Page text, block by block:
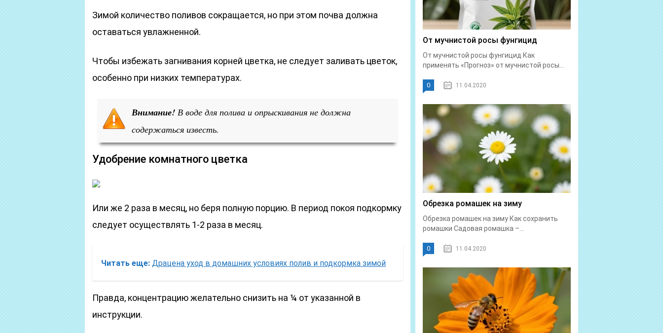
Зимой количество поливов сокращается, но при этом почва должна
оставаться увлажненной.
Чтобы избежать загнивания корней цветка, не следует заливать цветок,
особенно при низких температурах.
Внимание! В воде для полива и опрыскивания не должна
содержаться известь.
Удобрение комнатного цветка
Или же 2 раза в месяц, но беря полную порцию. В период покоя подкормку
следует осуществлять 1-2 раза в месяц.
Читать еще: Драцена уход в домашних условиях полив и подкормка зимой
Правда, концентрацию желательно снизить на ¼ от указанной в
инструкции.
От мучнистой росы фунгицид
От мучнистой росы фунгицид Как
применять «Прогноз» от мучнистой росы...
0 11.04.2020
Обрезка ромашек на зиму
Обрезка ромашек на зиму Как сохранить
ромашки Садовая ромашка –...
0 11.04.2020